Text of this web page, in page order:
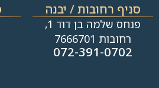
סניף רחובות / יבנה​
פנחס שלמה בן דוד 1,
רחובות 7666701
072-391-0702